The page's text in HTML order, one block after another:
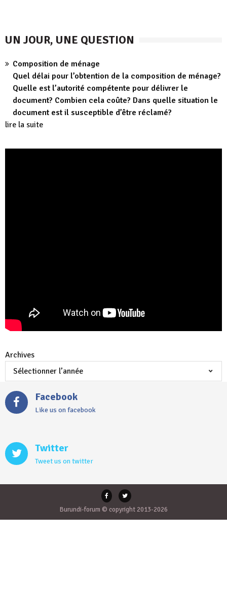
UN JOUR, UNE QUESTION
Composition de ménage
Quel délai pour l’obtention de la composition de ménage?
Quelle est l’autorité compétente pour délivrer le
document? Combien cela coûte? Dans quelle situation le
document est il susceptible d’être réclamé?
lire la suite
Archives
Facebook
Like us on facebook
Twitter
Tweet us on twitter
Burundi-forum © copyright 2013-2026